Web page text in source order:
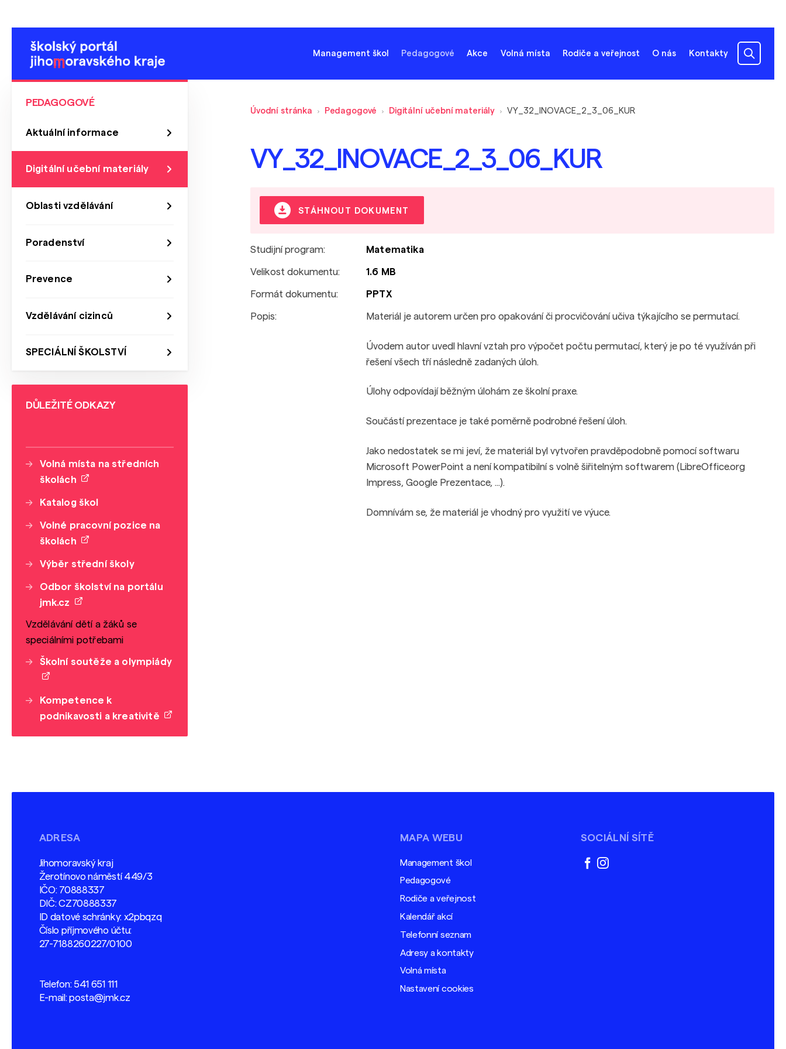
Management škol Pedagogové Akce Volná místa Rodiče a veřejnost O nás Kontakty
Úvodní stránka Pedagogové Digitální učební materiály VY_32_INOVACE_2_3_06_KUR
VY_32_INOVACE_2_3_06_KUR
STÁHNOUT DOKUMENT
Studijní program: Matematika
Velikost dokumentu: 1.6 MB
Formát dokumentu: PPTX
Popis: Materiál je autorem určen pro opakování či procvičování učiva týkajícího se permutací.
Úvodem autor uvedl hlavní vztah pro výpočet počtu permutací, který je po té využíván při
řešení všech tří následně zadaných úloh.
Úlohy odpovídají běžným úlohám ze školní praxe.
Součástí prezentace je také poměrně podrobné řešení úloh.
Jako nedostatek se mi jeví, že materiál byl vytvořen pravděpodobně pomocí softwaru
Microsoft PowerPoint a není kompatibilní s volně šiřitelným softwarem (LibreOffice.org
Impress, Google Prezentace, ...).
Domnívám se, že materiál je vhodný pro využití ve výuce.
PEDAGOGOVÉ
Aktuální informace
Digitální učební materiály
Oblasti vzdělávání
Poradenství
Prevence
Vzdělávání cizinců
SPECIÁLNÍ ŠKOLSTVÍ
DŮLEŽITÉ ODKAZY
Volná místa na středních
školách
Katalog škol
Volné pracovní pozice na
školách
Výběr střední školy
Odbor školství na portálu
jmk.cz
Vzdělávání dětí a žáků se
speciálními potřebami
Školní soutěže a olympiády
Kompetence k
podnikavosti a kreativitě
ADRESA
Jihomoravský kraj
Žerotínovo náměstí 449/3
IČO: 70888337
DIČ: CZ70888337
ID datové schránky: x2pbqzq
Číslo příjmového účtu:
27-7188260227/0100
Telefon: 541 651 111
E-mail:posta@jmk.cz
MAPA WEBU
Management škol
Pedagogové
Rodiče a veřejnost
Kalendář akcí
Telefonní seznam
Adresy a kontakty
Volná místa
Nastavení cookies
SOCIÁLNÍ SÍTĚ
facebook
instagram